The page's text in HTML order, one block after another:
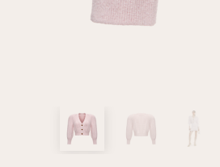
Электронная почта